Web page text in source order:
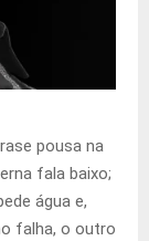
pousa na
fala baixo;
água e,
falha, o outro